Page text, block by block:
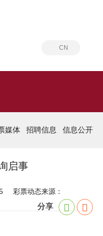
CN
媒体 招聘信息 信息公开
启事
彩票动态来源：
分享